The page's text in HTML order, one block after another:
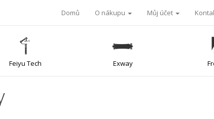
Domů O nákupu Můj účet
Feiyu Tech Exway